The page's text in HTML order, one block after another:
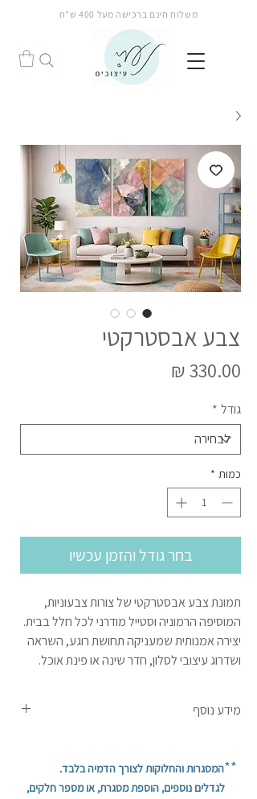
משלוח חינם ברכישה מעל 400 ש"ח
צבע אבסטרקטי
גודל *
כמות *
בחר גודל והזמן עכשיו
תמונת צבע אבסטרקטי של צורות צבעוניות,
המוסיפה הרמוניה וסטייל מודרני לכל חלל בבית.
יצירה אמנותית שמעניקה תחושת רוגע, השראה
ושדרוג עיצובי לסלון, חדר שינה או פינת אוכל.
מידע נוסף
התמונה מודפסת על קנבס איכותי ומתוחה על
מסגרת עץ.
**המסגרות והחלוקות לצורך הדמיה בלבד.
לגדלים נוספים, הוספת מסגרת, או מספר חלקים,